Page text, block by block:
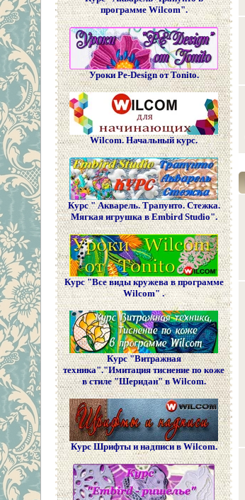
программе Wilcom".
Уроки Pe-Design от Tonito.
Wilcom. Начальный курс.
Курс " Акварель. Трапунто. Стежка.
Мягкая игрушка в Embird Studio".
Курс "Все виды кружева в программе
Wilcom" .
Курс "Витражная
техника"."Имитация тиснение по коже
в стиле "Шеридан" в Wilcom.
Курс Шрифты и надписи в Wilcom.